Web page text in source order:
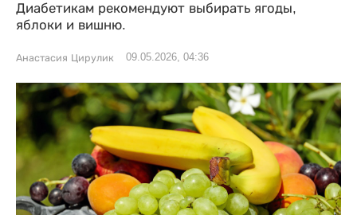
Диабетикам рекомендуют выбирать ягоды,
яблоки и вишню.
Анастасия Цирулик 09.05.2026, 04:36